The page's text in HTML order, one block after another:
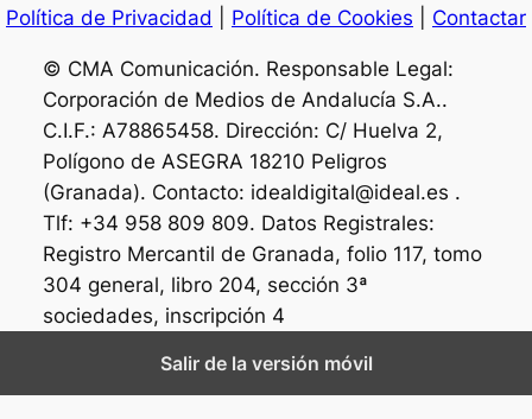
Política de Privacidad Política de Cookies Contactar
© CMA Comunicación. Responsable Legal:
Corporación de Medios de Andalucía S.A..
C.I.F.: A78865458. Dirección: C/ Huelva 2,
Polígono de ASEGRA 18210 Peligros
(Granada). Contacto: idealdigital@ideal.es .
Tlf: +34 958 809 809. Datos Registrales:
Registro Mercantil de Granada, folio 117, tomo
304 general, libro 204, sección 3ª
sociedades, inscripción 4
Salir de la versión móvil